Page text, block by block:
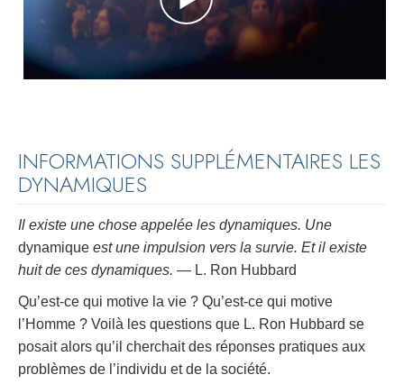
INFORMATIONS SUPPLÉMENTAIRES LES
DYNAMIQUES
Il existe une chose appelée les dynamiques. Une
dynamique est une impulsion vers la survie. Et il existe
huit de ces dynamiques. — L. Ron Hubbard
Qu’est-ce qui motive la vie ? Qu’est-ce qui motive
l’Homme ? Voilà les questions que L. Ron Hubbard se
posait alors qu’il cherchait des réponses pratiques aux
problèmes de l’individu et de la société.